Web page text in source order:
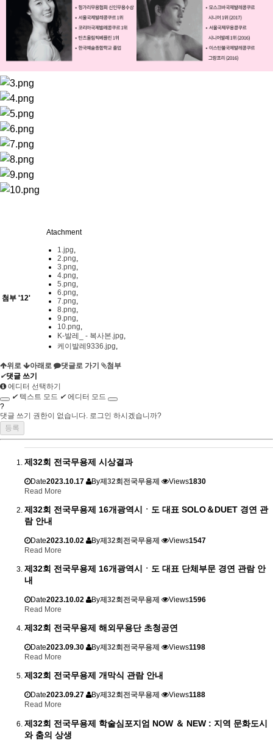
Atachment
첨부 '12'
1.jpg,
2.png,
3.png,
4.png,
5.png,
6.png,
7.png,
8.png,
9.png,
10.png,
K-발레_ - 복사본.jpg,
케이발레9336.jpg,
위로 아래로 댓글로 가기
첨부
✔댓글 쓰기
에디터 선택하기
✔ 텍스트 모드 ✔에디터 모드
?
댓글 쓰기 권한이 없습니다. 로그인 하시겠습니까?
제32회 전국무용제 시상결과
Date2023.10.17 By제32회전국무용제 Views1830
Read More
제32회 전국무용제 16개광역시ㆍ도 대표 SOLO＆DUET 경연 관
람 안내
Date2023.10.02 By제32회전국무용제 Views1547
Read More
제32회 전국무용제 16개광역시ㆍ도 대표 단체부문 경연 관람 안
내
Date2023.10.02 By제32회전국무용제 Views1596
Read More
제32회 전국무용제 해외무용단 초청공연
Date2023.09.30 By제32회전국무용제 Views1198
Read More
제32회 전국무용제 개막식 관람 안내
Date2023.09.27 By제32회전국무용제 Views1188
Read More
제32회 전국무용제 학술심포지엄 NOW ＆ NEW : 지역 문화도시
와 춤의 상생